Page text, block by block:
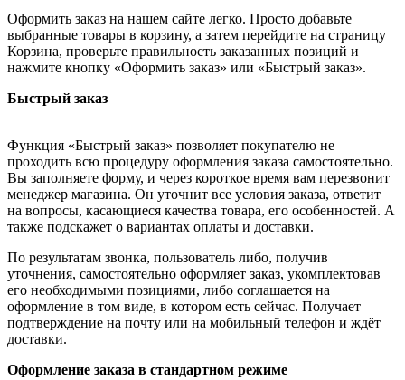
Оформить заказ на нашем сайте легко. Просто добавьте
выбранные товары в корзину, а затем перейдите на страницу
Корзина, проверьте правильность заказанных позиций и
нажмите кнопку «Оформить заказ» или «Быстрый заказ».
Быстрый заказ
Функция «Быстрый заказ» позволяет покупателю не
проходить всю процедуру оформления заказа самостоятельно.
Вы заполняете форму, и через короткое время вам перезвонит
менеджер магазина. Он уточнит все условия заказа, ответит
на вопросы, касающиеся качества товара, его особенностей. А
также подскажет о вариантах оплаты и доставки.
По результатам звонка, пользователь либо, получив
уточнения, самостоятельно оформляет заказ, укомплектовав
его необходимыми позициями, либо соглашается на
оформление в том виде, в котором есть сейчас. Получает
подтверждение на почту или на мобильный телефон и ждёт
доставки.
Оформление заказа в стандартном режиме